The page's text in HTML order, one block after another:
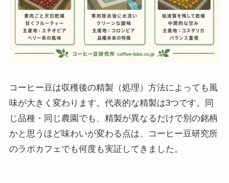
コーヒー豆は収穫後の精製（処理）方法によっても風
味が大きく変わります。代表的な精製は3つです。同
じ品種・同じ農園でも、精製が異なるだけで別の銘柄
かと思うほど味わいが変わる点は、コーヒー豆研究所
のラボカフェでも何度も実証してきました。